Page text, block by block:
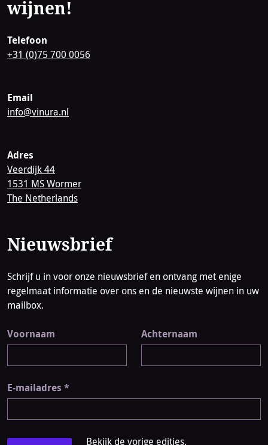
wijnen!
Telefoon
+31 (0)75 700 0056
Email
info@vinura.nl
Adres
Veerdijk 44
1531 MS Wormer
The Netherlands
Nieuwsbrief
Schrijf u in voor onze nieuwsbrief en ontvang met enige
regelmaat informatie over ons en de nieuwste wijnen in uw
mailbox.
Voornaam Achternaam
E-mailadres *
Bekijk de vorige edities.